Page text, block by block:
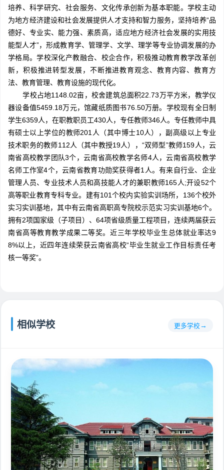
培养、科学研究、社会服务、文化传承创新为基本职能。学校主动
为地方经济建设和社会发展提供人才支持和智力服务，坚持培养“品
德好、专业实、能力强、素质高，适应地方经济社会发展的实用技
能型人才”，形成教育学、管理学、文学、理学等专业协调发展的办
学格局。学校深化产教融合、校企合作，积极推动教育教学改革创
新，积极推进转型发展，不断推进教育观念、教育内容、教育方
法、教育管理、教育设施的现代化。
学校占地1148.02亩，校舍建筑总面积22.73万平方米，教学仪
器设备值5459.18万元，馆藏纸质图书76.50万册。学校现有全日制
学生6359人，在职教职员工430人，专任教师346人。专任教师中具
有硕士以上学位的教师201人（其中博士10人），副高级以上专业
技术职务的教师112人（其中教授19人），“双师型”教师159人，云
南省高校教学团队3个，云南省高校教学名师4人，云南省高校教学
名师工作室4个，云南省教育功勋奖获得者1人。有来自行业、企业
管理人员、专业技术人员和高技能人才的兼职教师165人;开设52个
高等职业教育专科专业。建有101个校内实验实训场所，136个校外
实习实训基地，其中有云南省高职高专院校示范实习实训基地6个。
拥有2项国家级（子项目）、64项省级质量工程项目，连续两届获云
南省高等教育教学成果二等奖。近三年学校毕业生总体就业率达9
8%以上，近四年连续荣获云南省高校“毕业生就业工作目标责任考
核一等奖”。
相似学校 更多学校